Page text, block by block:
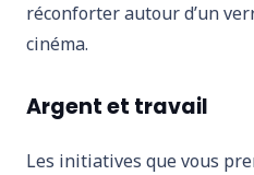
réconforter autour d’un
cinéma.
Argent et travail
Les initiatives que vous